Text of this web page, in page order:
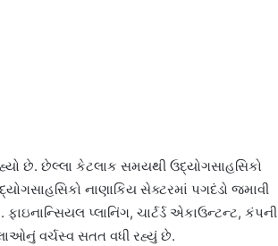
છે. છેલ્લા કેટલાક સમયથી ઉદ્યોગસાહસિકો
નાણાકિય સેક્ટરમાં પગદંડો જમાવી
પ્લાનિંગ, ચાર્ટર્ડ એકાઉન્ટન્ટ, કંપની
વર્ચસ્વ સતત વધી રહ્યું છે.